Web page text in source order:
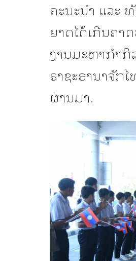
ຄະນະນໍາ ແລະ
ຍາດໄດ້ເກີນຄາ
ງານມະຫາກໍາກິ
ຣາຊະອານາຈັກ
ຜ່ານມາ.